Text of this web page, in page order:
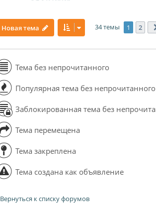
Новая тема 34 темы 1 2
Тема без непрочитанного
Популярная тема без непрочитанного
Заблокированная тема без
Тема перемещена
Тема закреплена
Тема создана как объявление
Вернуться к списку форумов